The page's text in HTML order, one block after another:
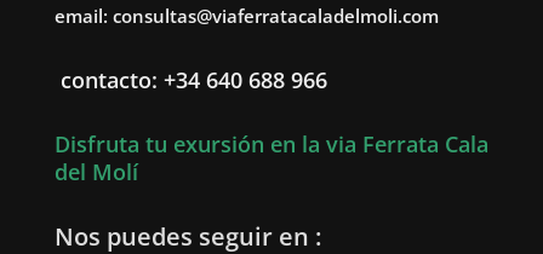
email: consultas@viaferratacaladelmoli.com
contacto: +34 640 688 966
Disfruta tu exursión en la via Ferrata Cala
del Molí
Nos puedes seguir en :